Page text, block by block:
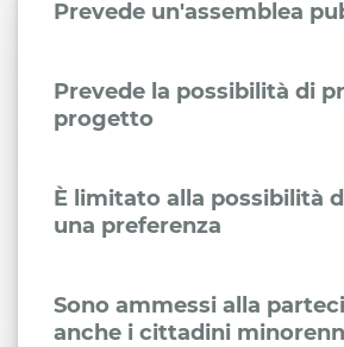
Prevede un'assemblea
Prevede la possibilità di
progetto
È limitato alla possibilità
una preferenza
Sono ammessi alla
anche i cittadini